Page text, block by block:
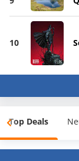
10
Top Deals